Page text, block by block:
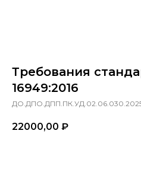
Требования
16949:2016
22000,00 ₽